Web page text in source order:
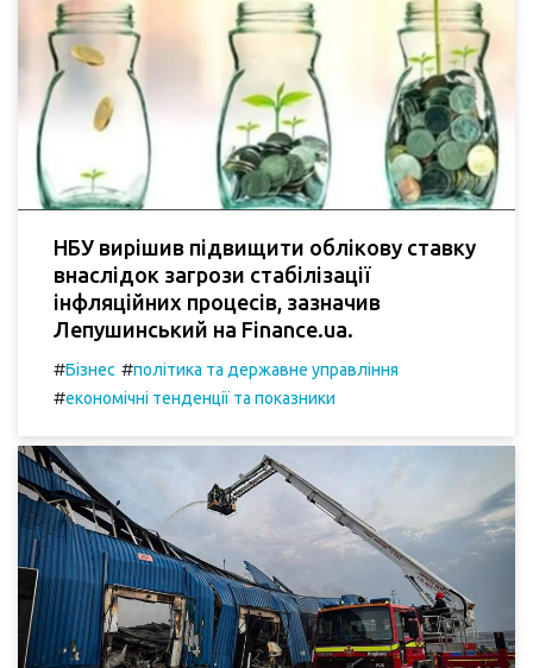
НБУ вирішив підвищити облікову ставку
внаслідок загрози стабілізації
інфляційних процесів, зазначив
Лепушинський на Finance.ua.
#Бізнес #політика та державне управління
#економічні тенденції та показники